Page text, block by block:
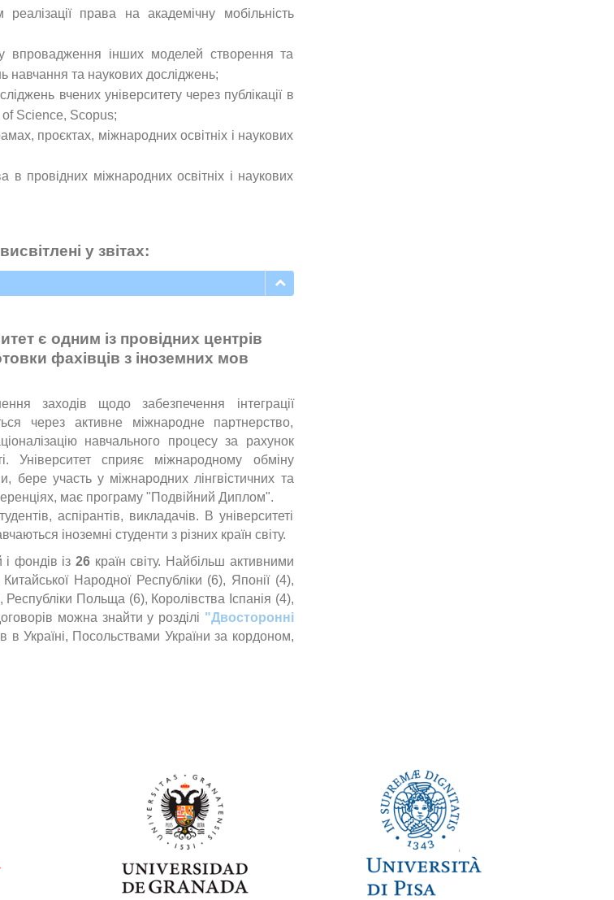
права на академічну мобільність
впровадження інших моделей створення та
навчання та наукових досліджень;
вчених університету через публікації в
Science, Scopus;
проєктах, міжнародних освітніх і наукових
провідних міжнародних освітніх і наукових
у звітах:
є одним із провідних центрів
фахівців з іноземних мов
заходів щодо забезпечення інтеграції
через активне міжнародне партнерство,
навчального процесу за рахунок
Університет сприяє міжнародному обміну
бере участь у міжнародних лінгвістичних та
має програму "Подвійний Диплом".
аспірантів, викладачів. В університеті
іноземні студенти з різних країн світу.
і фондів із26 країн світу. Найбільш активними
Народної Республіки (6), Японії (4),
Польща (6), Королівства Іспанія (4),
можна знайти у розділі "Двосторонні
Україні, Посольствами України за кордоном,